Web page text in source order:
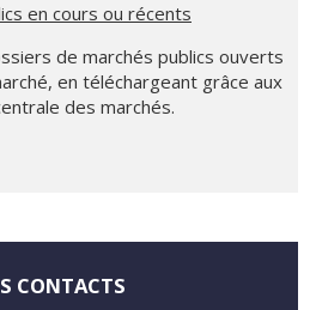
en cours ou récents
de marchés publics ouverts
en téléchargeant grâce aux
des marchés.
CONTACTS